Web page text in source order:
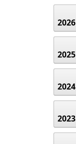
2026
2025
2024
2023